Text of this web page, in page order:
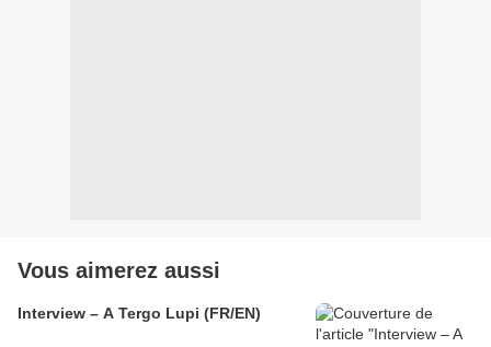
Vous aimerez aussi
Interview – A Tergo Lupi (FR/EN)